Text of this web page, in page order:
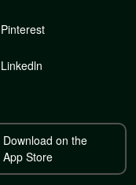
Pinterest
Linkedln
Download on the
App Store